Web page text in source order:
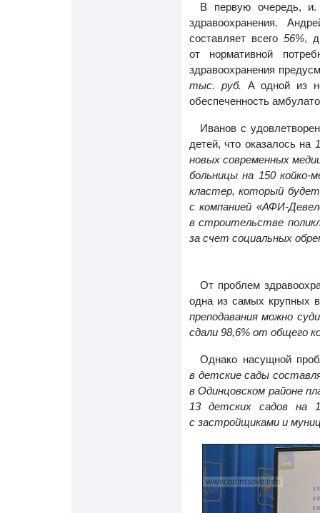
В первую очередь, и.
здравоохранения.
составляет всего 56%,
от нормативной
здравоохранения
тыс. руб. А одной из
обеспеченность
Иванов с
детей, что оказалось на
новых современных
больницы на 150 койко-
кластер, который
с компанией «АФИ-
в строительстве
за счет социальных
От проблем
одна из самых крупных
преподавания можно
сдали 98,6% от общего
Однако насущной
в детские сады
в Одинцовском районе
13 детских садов на
с застройщиками и